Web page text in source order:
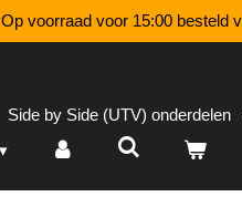
Op voorraad voor 15:00 besteld
Side by Side (UTV) onderdelen